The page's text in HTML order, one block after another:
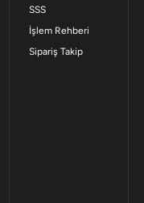
SSS
İşlem Rehberi
Sipariş Takip